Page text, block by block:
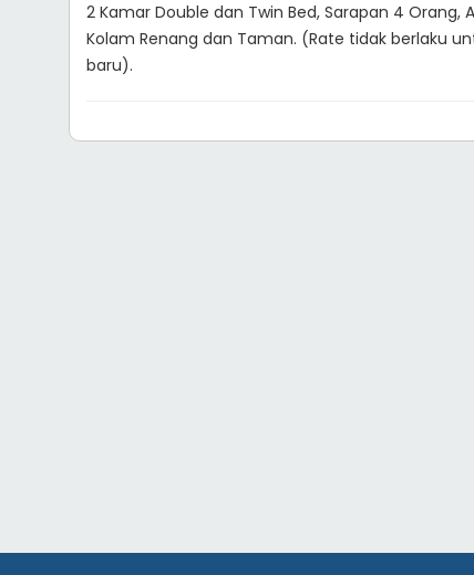
2 Kamar Double dan Twin Bed, Sarapan 4 Orang,
Kolam Renang dan Taman. (Rate tidak berlaku
baru).